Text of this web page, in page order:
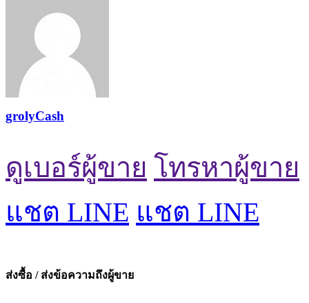
grolyCash
ดูเบอร์ผู้ขาย โทรหาผู้ขาย
แชต LINE แชต LINE
ส่งซื้อ / ส่งข้อความถึงผู้ขาย